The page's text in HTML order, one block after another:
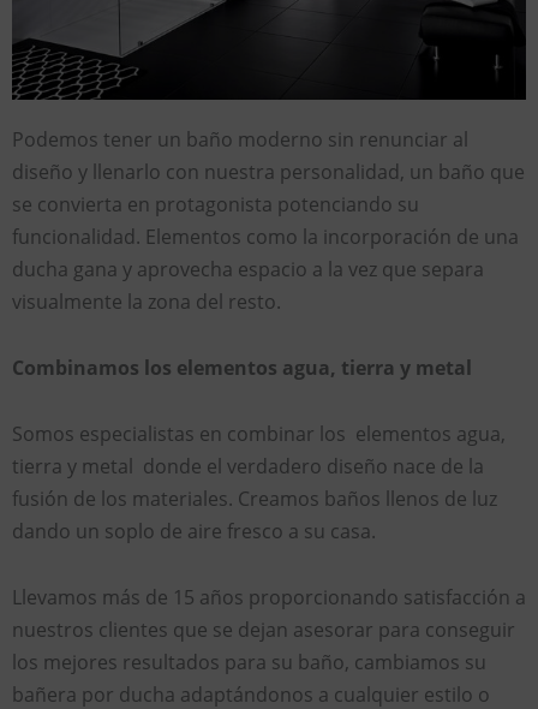
Podemos tener un baño moderno sin renunciar al
diseño y llenarlo con nuestra personalidad, un baño que
se convierta en protagonista potenciando su
funcionalidad. Elementos como la incorporación de una
ducha gana y aprovecha espacio a la vez que separa
visualmente la zona del resto.
Combinamos los elementos agua, tierra y metal
Somos especialistas en combinar los elementos agua,
tierra y metal donde el verdadero diseño nace de la
fusión de los materiales. Creamos baños llenos de luz
dando un soplo de aire fresco a su casa.
Llevamos más de 15 años proporcionando satisfacción a
nuestros clientes que se dejan asesorar para conseguir
los mejores resultados para su baño, cambiamos su
bañera por ducha adaptándonos a cualquier estilo o